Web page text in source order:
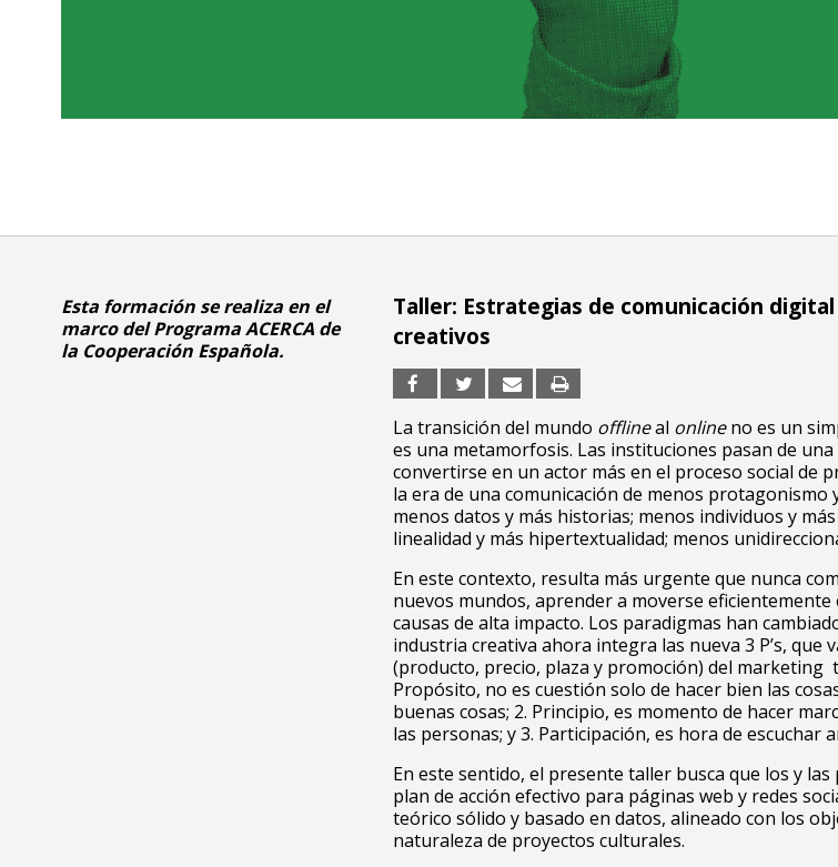
Esta formación se realiza en el
marco del Programa ACERCA de
la Cooperación Española.
Taller: Estrategias de comunicación
creativos
La transición del mundo offlineal onlineno es un
es una metamorfosis. Las instituciones pasan de
convertirse en un actor más en el proceso social de
la era de una comunicación de menos protagonismo
menos datos y más historias; menos individuos y
linealidad y más hipertextualidad; menos
En este contexto, resulta más urgente que nunca
nuevos mundos, aprender a moverse
causas de alta impacto. Los paradigmas han
industria creativa ahora integra las nueva 3 P’s, que
(producto, precio, plaza y promoción) del marketing
Propósito, no es cuestión solo de hacer bien las
buenas cosas; 2. Principio, es momento de hacer
las personas; y 3. Participación, es hora de escuchar
En este sentido, el presente taller busca que los y
plan de acción efectivo para páginas web y redes
teórico sólido y basado en datos, alineado con los
naturaleza de proyectos culturales.